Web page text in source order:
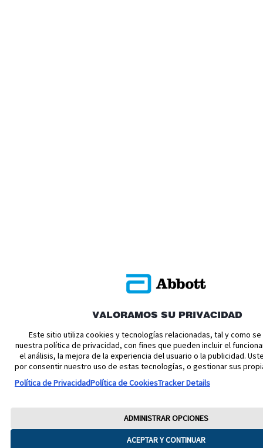
VALORAMOS SU PRIVACIDAD
Este sitio utiliza cookies y tecnologías relacionadas, tal y como
nuestra política de privacidad, con fines que pueden incluir el
el análisis, la mejora de la experiencia del usuario o la publicidad.
por consentir nuestro uso de estas tecnologías, o gestionar sus
Política de PrivacidadPolítica de CookiesTracker Details
ACEPTAR Y CONTINUAR
ADMINISTRAR OPCIONES